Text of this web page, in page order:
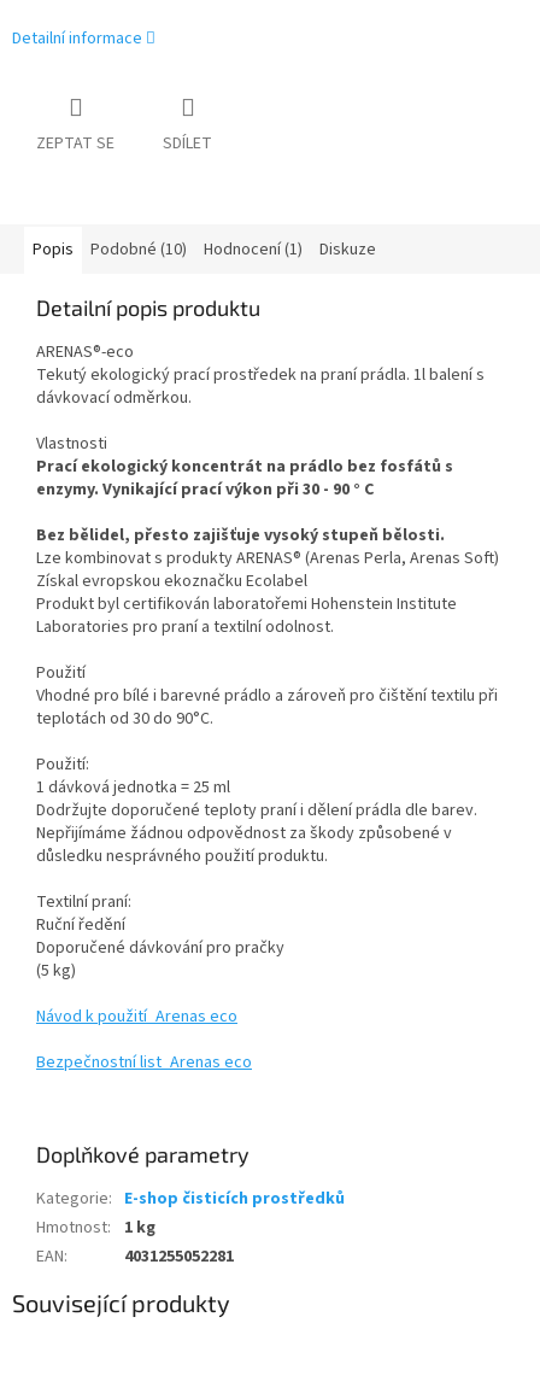
Detailní informace
ZEPTAT SE SDÍLET
Popis Podobné (10) Hodnocení (1) Diskuze
Detailní popis produktu
ARENAS®-eco
Tekutý ekologický prací prostředek na praní prádla. 1l balení s
dávkovací odměrkou.
Vlastnosti
Prací ekologický koncentrát na prádlo bez fosfátů s
enzymy. Vynikající prací výkon při 30 - 90 ° C
Bez bělidel, přesto zajišťuje vysoký stupeň bělosti.
Lze kombinovat s produkty ARENAS® (Arenas Perla, Arenas Soft)
Získal evropskou ekoznačku Ecolabel
Produkt byl certifikován laboratořemi Hohenstein Institute
Laboratories pro praní a textilní odolnost.
Použití
Vhodné pro bílé i barevné prádlo a zároveň pro čištění textilu při
teplotách od 30 do 90°C.
Použití:
1 dávková jednotka = 25 ml
Dodržujte doporučené teploty praní i dělení prádla dle barev.
Nepřijímáme žádnou odpovědnost za škody způsobené v
důsledku nesprávného použití produktu.
Textilní praní:
Ruční ředění
Doporučené dávkování pro pračky
(5 kg)
Návod k použití_Arenas eco
Bezpečnostní list_Arenas eco
Doplňkové parametry
Kategorie: E-shop čisticích prostředků
Hmotnost:
1 kg
EAN: 4031255052281
Související produkty